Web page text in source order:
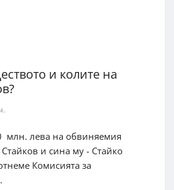
и колите на
млн. лева на обвиняемия
и сина му - Стайко
Комисията за